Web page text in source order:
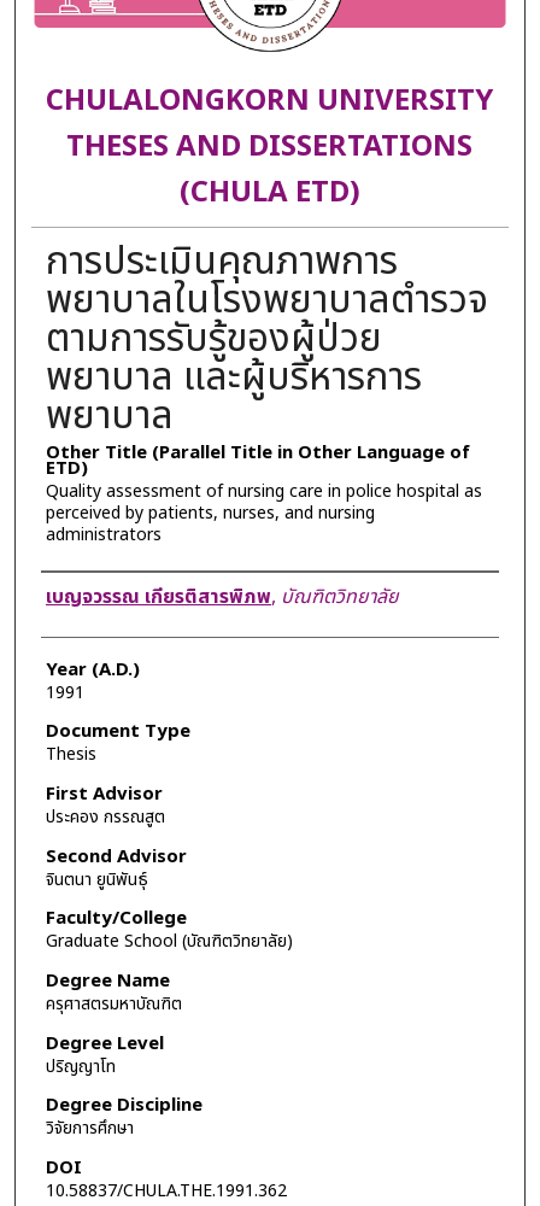
CHULALONGKORN UNIVERSITY
THESES AND DISSERTATIONS
(CHULA ETD)
การประเมินคุณภาพการ
พยาบาลในโรงพยาบาลตำรวจ
ตามการรับรู้ของผู้ป่วย
พยาบาล และผู้บริหารการ
พยาบาล
Other Title (Parallel Title in Other Language of
ETD)
Quality assessment of nursing care in police hospital as
perceived by patients, nurses, and nursing
administrators
Author
เบญจวรรณ เกียรติสารพิภพ, บัณฑิตวิทยาลัย
Year (A.D.)
1991
Document Type
Thesis
First Advisor
ประคอง กรรณสูต
Second Advisor
จินตนา ยูนิพันธุ์
Faculty/College
Graduate School (บัณฑิตวิทยาลัย)
Degree Name
ครุศาสตรมหาบัณฑิต
Degree Level
ปริญญาโท
Degree Discipline
วิจัยการศึกษา
DOI
10.58837/CHULA.THE.1991.362